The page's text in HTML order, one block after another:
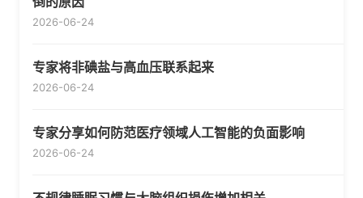
2026-06-24
专家将非碘盐与高血压联系起来
2026-06-24
专家分享如何防范医疗领域人工智能的负面影响
2026-06-24